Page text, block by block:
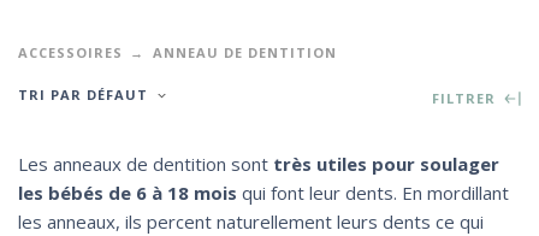
ACCESSOIRES ANNEAU DE DENTITION
TRI PAR DÉFAUT FILTRER
Les anneaux de dentition sont très utiles pour soulager
les bébés de 6 à 18 mois qui font leur dents. En mordillant
les anneaux, ils percent naturellement leurs dents ce qui